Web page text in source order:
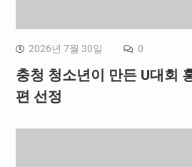
2026년 7월 30일 0
충청 청소년이 만든 U대회
편 선정